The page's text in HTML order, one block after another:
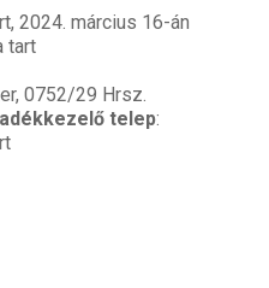
2024. március 16-án
tart
0752/29 Hrsz.
telep: